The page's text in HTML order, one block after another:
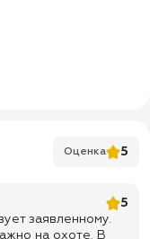
Оценка 5
5
заявленному.
на охоте. В